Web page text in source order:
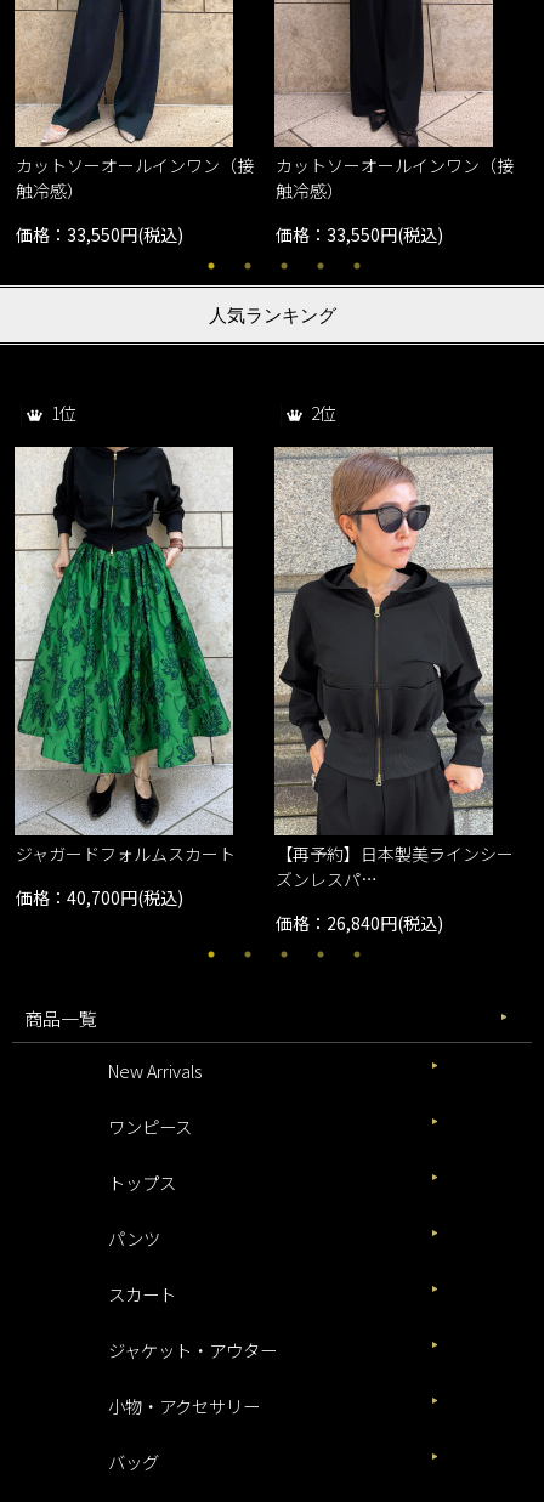
カットソーオールインワン（接
触冷感）
価格：33,550円(税込)
カットソーオールインワン（接
触冷感）
価格：33,550円(税込)
人気ランキング
1位
ジャガードフォルムスカート
価格：40,700円(税込)
2位
【再予約】日本製美ラインシー
ズンレスパ…
価格：26,840円(税込)
商品一覧
New Arrivals
ワンピース
トップス
パンツ
スカート
ジャケット・アウター
小物・アクセサリー
バッグ